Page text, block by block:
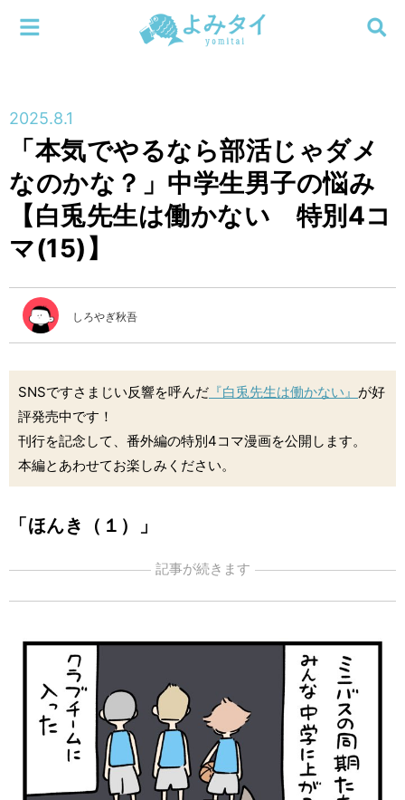
連載
新刊
特集
編集部
検索する
メニューを閉じる
2025.8.1
「本気でやるなら部活じゃダメ
なのかな？」中学生男子の悩み
【白兎先生は働かない 特別4コ
マ(15)】
しろやぎ秋吾
SNSですさまじい反響を呼んだ 『白兎先生は働かない』 が好
評発売中です！
刊行を記念して、番外編の特別4コマ漫画を公開します。
本編とあわせてお楽しみください。
「ほんき（１）」
記事が続きます